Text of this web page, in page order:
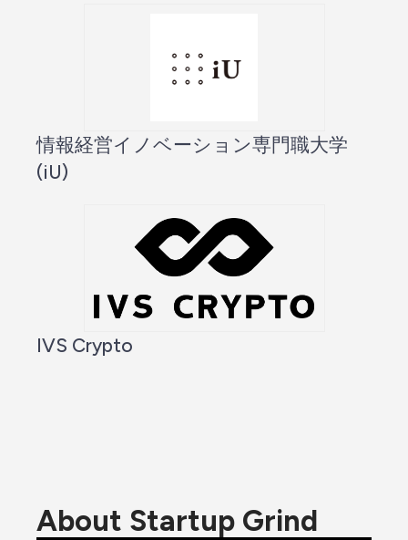
情報経営イノベーション専門職大学
(iU)
IVS Crypto
About Startup Grind